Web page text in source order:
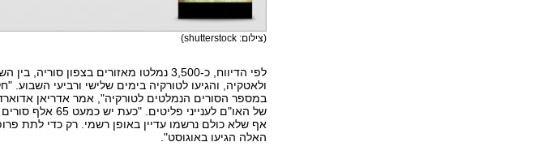
(צילום: shutterstock)
לפי הדיווח, כ-3,500 נמלטו מאזורים בצפון
ולאטקיה, והגיעו לטורקיה בימים שלישי ורביעי השבוע.
במספר הסורים הנמלטים לטורקיה", אמר אדריאן
של האו"ם לענייני
האלה הגיעו באוגוסט".